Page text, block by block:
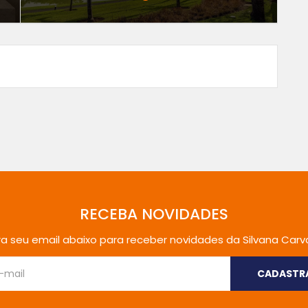
RECEBA NOVIDADES
seu email abaixo para receber novidades da Silvana